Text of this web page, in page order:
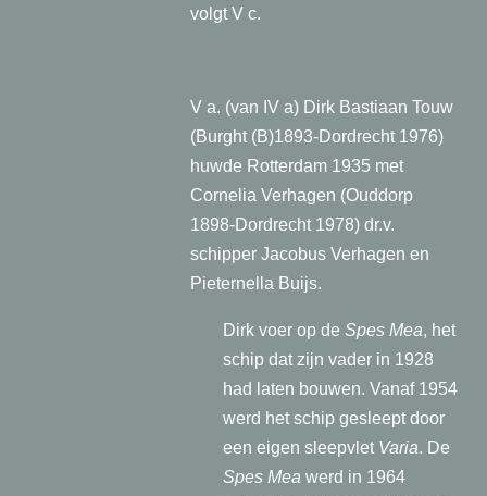
volgt V c.
V a. (van IV a) Dirk Bastiaan Touw
(Burght (B)1893-Dordrecht 1976)
huwde Rotterdam 1935 met
Cornelia Verhagen (Ouddorp
1898-Dordrecht 1978) dr.v.
schipper Jacobus Verhagen en
Pieternella Buijs.
Dirk voer op de Spes Mea, het
schip dat zijn vader in 1928
had laten bouwen. Vanaf 1954
werd het schip gesleept door
een eigen sleepvlet Varia. De
Spes Mea werd in 1964